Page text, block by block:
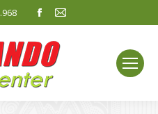
Facebook
opens
in
new
window
Mail
window